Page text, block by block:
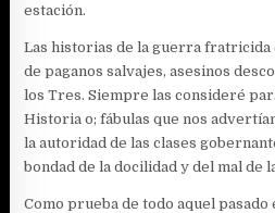
estación.
Las historias de la guerra fratricida
de paganos salvajes, asesinos
los Tres. Siempre las consideré
Historia o; fábulas que nos
la autoridad de las clases
bondad de la docilidad y del mal de
Como prueba de todo aquel